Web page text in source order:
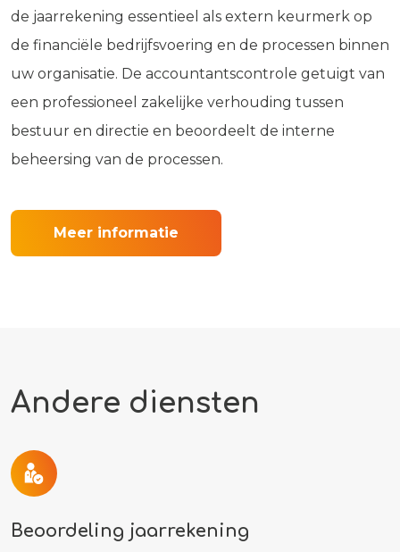
de jaarrekening essentieel als extern keurmerk op
de financiële bedrijfsvoering en de processen binnen
uw organisatie. De accountantscontrole getuigt van
een professioneel zakelijke verhouding tussen
bestuur en directie en beoordeelt de interne
beheersing van de processen.
Meer informatie
Andere diensten
Beoordeling jaarrekening